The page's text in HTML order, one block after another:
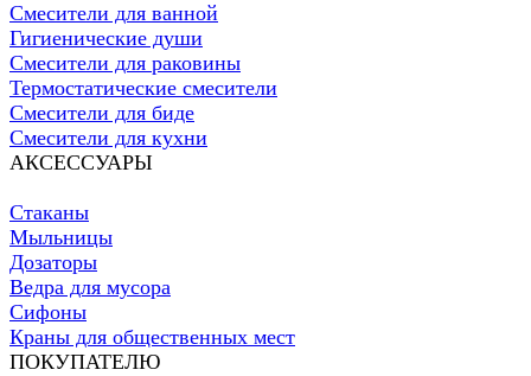
Смесители для ванной
Гигиенические души
Смесители для раковины
Термостатические смесители
Смесители для биде
Смесители для кухни
АКСЕССУАРЫ
Стаканы
Мыльницы
Дозаторы
Ведра для мусора
Сифоны
Краны для общественных мест
ПОКУПАТЕЛЮ